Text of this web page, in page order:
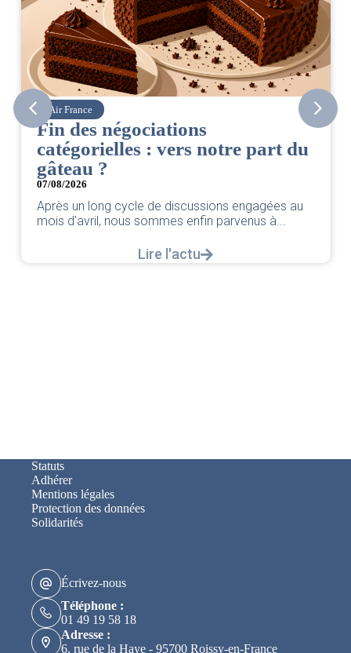
Air France
Fin des négociations
catégorielles : vers notre part du
gâteau ?
07/08/2026
Après un long cycle de discussions engagées au
mois d’avril, nous sommes enfin parvenus à...
Lire l'actu
Statuts
Adhérer
Mentions légales
Protection des données
Solidarités
Écrivez-nous
Téléphone :
01 49 19 58 18
Adresse :
6, rue de la Haye - 95700 Roissy-en-France